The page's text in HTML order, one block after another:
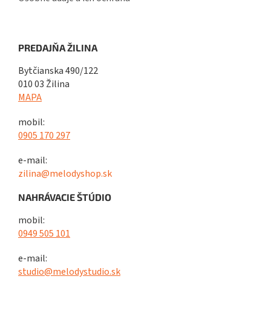
PREDAJŇA ŽILINA
Bytčianska 490/122
010 03 Žilina
MAPA
mobil:
0905 170 297
e-mail:
zilina@melodyshop.sk
NAHRÁVACIE ŠTÚDIO
mobil:
0949 505 101
e-mail:
studio@melodystudio.sk